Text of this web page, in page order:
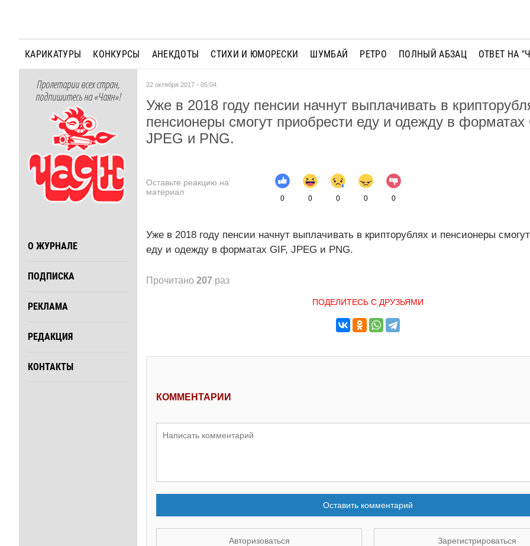
КАРИКАТУРЫ КОНКУРСЫ АНЕКДОТЫ СТИХИ И ЮМОРЕСКИ ШУМБАЙ РЕТРО ПОЛНЫЙ АБЗАЦ ОТВЕТ НА
Пролетарии всех стран,
подпишитесь на «Чаян»!
О ЖУРНАЛЕ
ПОДПИСКА
РЕКЛАМА
РЕДАКЦИЯ
КОНТАКТЫ
22 октября 2017 - 05:04
Уже в 2018 году пенсии начнут выплачивать в
пенсионеры смогут приобрести еду и одежду в форматах
JPEG и PNG.
Оставьте реакцию на
материал
0 0 0 0 0
Уже в 2018 году пенсии начнут выплачивать в крипторублях и пенсионеры
еду и одежду в форматах GIF, JPEG и PNG.
Прочитано 207 раз
ПОДЕЛИТЕСЬ С ДРУЗЬЯМИ
КОММЕНТАРИИ
Оставить комментарий
Авторизоваться Зарегистрироваться